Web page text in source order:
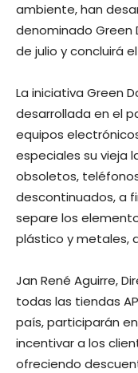
ambiente, han
denominado Green
de julio y concluirá
La iniciativa Green
desarrollada en el
equipos
especiales su vieja
obsoletos,
descontinuados, a
separe los
plástico y metales,
Jan René Aguirre,
todas las tiendas
país, participarán
incentivar a los
ofreciendo